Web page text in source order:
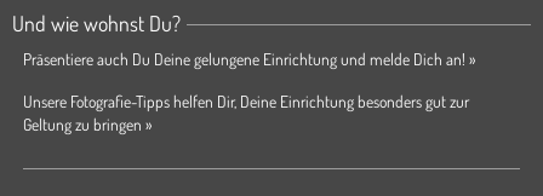
Und wie wohnst Du?
Präsentiere auch Du Deine gelungene Einrichtung und melde Dich an! »
Unsere Fotografie-Tipps helfen Dir, Deine Einrichtung besonders gut zur
Geltung zu bringen »